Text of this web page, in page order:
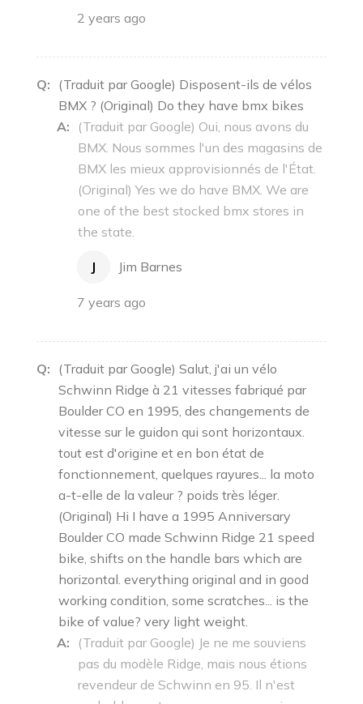
2 years ago
Q: (Traduit par Google) Disposent-ils de vélos
BMX ? (Original) Do they have bmx bikes
A:
(Traduit par Google) Oui, nous avons du
BMX. Nous sommes l'un des magasins de
BMX les mieux approvisionnés de l'État.
(Original) Yes we do have BMX. We are
one of the best stocked bmx stores in
the state.
J Jim Barnes
7 years ago
Q: (Traduit par Google) Salut, j'ai un vélo
Schwinn Ridge à 21 vitesses fabriqué par
Boulder CO en 1995, des changements de
vitesse sur le guidon qui sont horizontaux.
tout est d'origine et en bon état de
fonctionnement, quelques rayures... la moto
a-t-elle de la valeur ? poids très léger.
(Original) Hi I have a 1995 Anniversary
Boulder CO made Schwinn Ridge 21 speed
bike, shifts on the handle bars which are
horizontal. everything original and in good
working condition, some scratches... is the
bike of value? very light weight.
A:
(Traduit par Google) Je ne me souviens
pas du modèle Ridge, mais nous étions
revendeur de Schwinn en 95. Il n'est